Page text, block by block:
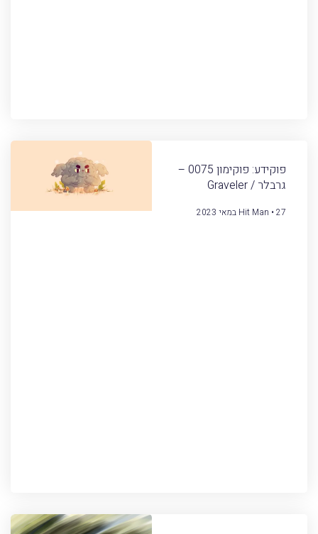
פוקידע: פוקימון 0075 –
גרבלר / Graveler
Hit Man 27 במאי 2023